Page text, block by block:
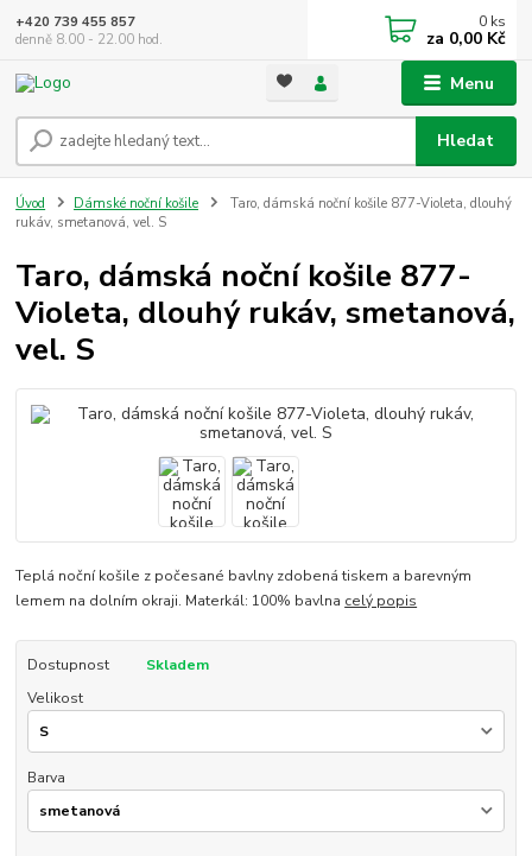
Menu
Hledat
+420 739 455 857
denně 8.00 - 22.00 hod.
0 ks
za 0,00 Kč
Úvod Dámské noční košile
Taro, dámská noční košile 877-Violeta, dlouhý
rukáv, smetanová, vel. S
Taro, dámská noční košile 877-
Violeta, dlouhý rukáv, smetanová,
vel. S
Teplá noční košile z počesané bavlny zdobená tiskem a barevným
lemem na dolním okraji. Materkál: 100% bavlna celý popis
Dostupnost
Skladem
Velikost
Barva